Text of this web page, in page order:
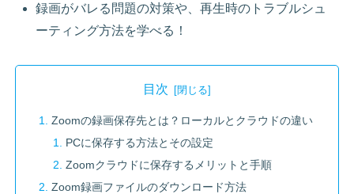
録画がバレる問題の対策や、再生時のトラブルシュ
ーティング方法を学べる！
目次
Zoomの録画保存先とは？ローカルとクラウドの違い
PCに保存する方法とその設定
Zoomクラウドに保存するメリットと手順
Zoom録画ファイルのダウンロード方法